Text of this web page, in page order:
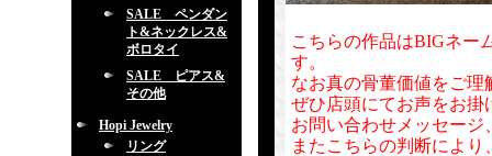
SALE ペンダン
ト&ネックレス&
ボロタイ
SALE ピアス&
その他
Hopi Jewelry
リング
こちらの作品はBIGネー
す。
なお真の骨董価値をご
ぜひ店頭にてお声をお掛
お問い合わせメッセー
またこちらの判断によ